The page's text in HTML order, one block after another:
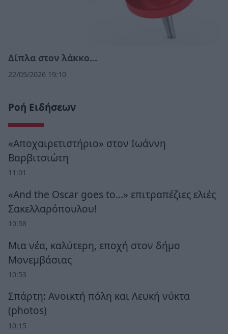
Δίπλα στον λάκκο…
22/05/2026 19:10
Ροή Ειδήσεων
«Αποχαιρετιστήριο» στον Ιωάννη
Βαρβιτσιώτη
11:01
«And the Oscar goes to...» επιτραπέζιες ελιές
Σακελλαρόπουλου!
10:58
Μια νέα, καλύτερη, εποχή στον δήμο
Μονεμβάσιας
10:53
Σπάρτη: Ανοικτή πόλη και Λευκή νύκτα
(photos)
10:15